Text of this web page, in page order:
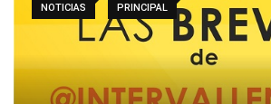
NOTICIAS PRINCIPAL